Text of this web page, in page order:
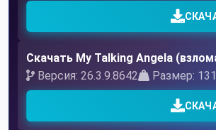
Скачать My Talking Angela
Версия: 26.3.9.8642
Размер: